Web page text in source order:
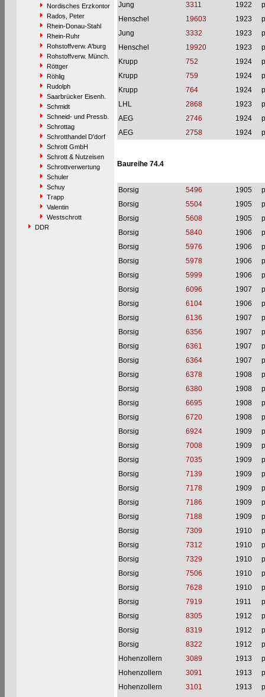
Nordisches Erzkontor
Rados, Peter
Rhein-Donau-Stahl
Rhein-Ruhr
Rohstoffverw. A'burg
Rohstoffverw. Münch.
Röttger
Röhlig
Rudolph
Saarbrücker Eisenh.
Schmidt
Schneid- und Pressb.
Schrottag
Schrotthandel D'dorf
Schrott GmbH
Schrott & Nutzeisen
Schrottverwertung
Schuler
Schuy
Trapp
Valentin
Westschrott
DDR
Jung
3311 1922
Henschel
19603 1923
Jung
3332 1923
Henschel
19920 1923
Krupp
752 1924
Krupp
759 1924
Krupp
764 1924
LHL
2868 1923
AEG
2746 1924
AEG
2758 1924
Baureihe 74.4
Borsig 5496 1905
Borsig
5504 1905
Borsig
5608 1905
Borsig
5840 1906
Borsig
5976 1906
Borsig
5978 1906
Borsig
5999 1906
Borsig
6096 1907
Borsig
6104 1906
Borsig
6136 1907
Borsig
6356 1907
Borsig
6361 1907
Borsig
6364 1907
Borsig
6378 1908
Borsig
6380 1908
Borsig
6695 1908
Borsig
6720 1908
Borsig
6924 1909
Borsig
7008 1909
Borsig
7035 1909
Borsig
7139 1909
Borsig
7178 1909
Borsig
7186 1909
Borsig
7188 1909
Borsig
7309 1910
Borsig
7312 1910
Borsig
7329 1910
Borsig
7506 1910
Borsig
7628 1910
Borsig
7919 1911
Borsig
8305 1912
Borsig
8319 1912
Borsig
8322 1912
Hohenzollern
3089 1913
Hohenzollern
3091 1913
Hohenzollern
3101 1913